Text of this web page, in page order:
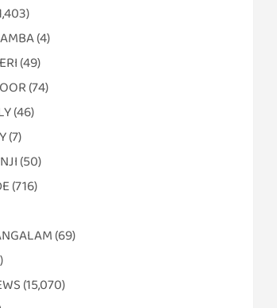
(4)
(49)
(74)
(46)
(7)
(50)
(716)
(69)
(15,070)